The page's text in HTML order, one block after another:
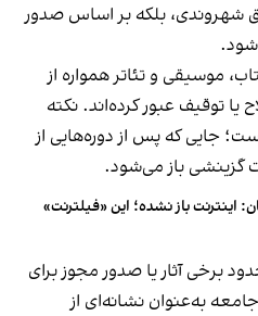
شهروندی، بلکه بر اساس صدور
موسیقی و تئاتر همواره از
توقیف عبور کرده‌اند. نکته
جایی که پس از دوره‌هایی از
گزینشی باز می‌شود.
اینترنت باز نشده؛ این «فیلترنت»
برخی آثار یا صدور مجوز برای
به‌عنوان نشانه‌ای از